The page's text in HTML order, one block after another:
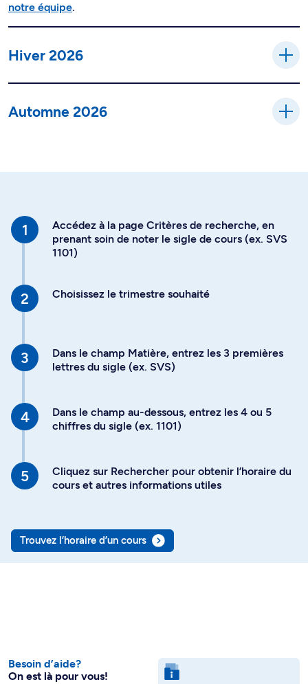
notre équipe.
Hiver 2026
Automne 2026
Accédez à la page Critères de recherche, en
prenant soin de noter le sigle de cours (ex. SVS
1101)
Choisissez le trimestre souhaité
Dans le champ Matière, entrez les 3 premières
lettres du sigle (ex. SVS)
Dans le champ au-dessous, entrez les 4 ou 5
chiffres du sigle (ex. 1101)
Cliquez sur Rechercher pour obtenir l’horaire du
cours et autres informations utiles
Trouvez l’horaire d’un cours
Besoin d’aide?
On est là pour vous!